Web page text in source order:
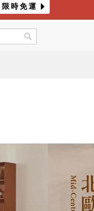
4天13時36
限時免運
尋